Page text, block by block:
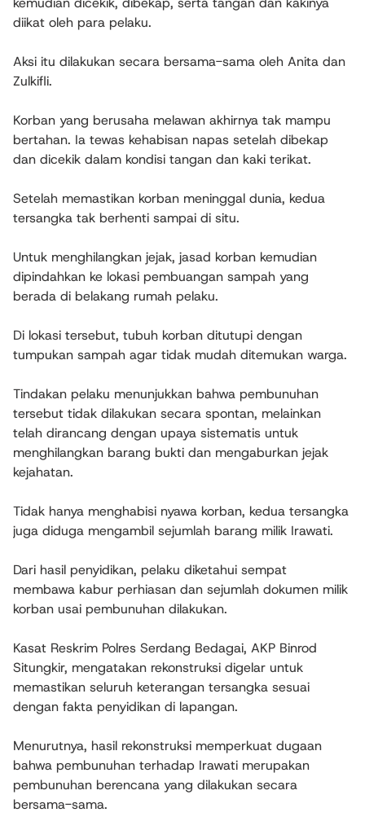
diikat oleh para pelaku.
Aksi itu dilakukan secara bersama-sama oleh Anita dan
Zulkifli.
Korban yang berusaha melawan akhirnya tak mampu
bertahan. Ia tewas kehabisan napas setelah dibekap
dan dicekik dalam kondisi tangan dan kaki terikat.
Setelah memastikan korban meninggal dunia, kedua
tersangka tak berhenti sampai di situ.
Untuk menghilangkan jejak, jasad korban kemudian
dipindahkan ke lokasi pembuangan sampah yang
berada di belakang rumah pelaku.
Di lokasi tersebut, tubuh korban ditutupi dengan
tumpukan sampah agar tidak mudah ditemukan warga.
Tindakan pelaku menunjukkan bahwa pembunuhan
tersebut tidak dilakukan secara spontan, melainkan
telah dirancang dengan upaya sistematis untuk
menghilangkan barang bukti dan mengaburkan jejak
kejahatan.
Tidak hanya menghabisi nyawa korban, kedua tersangka
juga diduga mengambil sejumlah barang milik Irawati.
Dari hasil penyidikan, pelaku diketahui sempat
membawa kabur perhiasan dan sejumlah dokumen milik
korban usai pembunuhan dilakukan.
Kasat Reskrim Polres Serdang Bedagai, AKP Binrod
Situngkir, mengatakan rekonstruksi digelar untuk
memastikan seluruh keterangan tersangka sesuai
dengan fakta penyidikan di lapangan.
Menurutnya, hasil rekonstruksi memperkuat dugaan
bahwa pembunuhan terhadap Irawati merupakan
pembunuhan berencana yang dilakukan secara
bersama-sama.